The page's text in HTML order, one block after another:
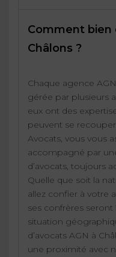
Comment bien
Châlons ?
Chaque agence
gérée par plusieurs
eux ont des
peuvent se
Avocats, vous vous
accompagné par
d’avocats, toujours
Quelle que soit la
allez confier à votre
ses confrères seront
situation
d’avocats AGN à
une proximité avec